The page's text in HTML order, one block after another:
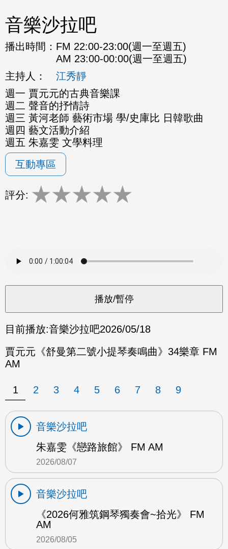
音樂沙拉吧
播出時間： FM 22:00-23:00(週一至週五)
AM 23:00-00:00(週一至週五)
主持人：
江秀靜
週一 賈元元的古典音樂課
週二 聲音的抒情詩
週三 黃河老師 藝術市場 學/史庫比 日韓歌曲
週四 藝文活動介紹
週五 朱嘉雯 文學料理
互動專區
評分: ★★★★★
目前播放:音樂沙拉吧2026/05/18
賈元元《舒曼第二號小提琴奏鳴曲》34樂章 FM
AM
1 2 3 4 5 6 7 8 9
音樂沙拉吧
朱嘉雯《戀路旅館》 FM AM
2026/08/07
音樂沙拉吧
《2026何雅筑鋼琴獨奏會~拾光》 FM
AM
2026/08/05